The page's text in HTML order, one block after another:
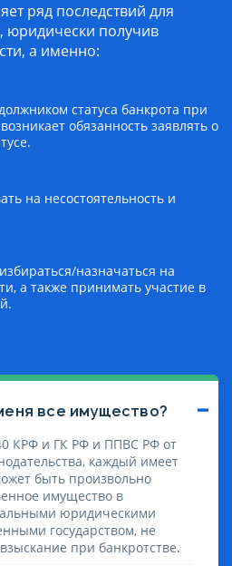
ряд последствий для
юридически получив
а именно:
статуса банкрота при
обязанность заявлять о
на несостоятельность и
назначаться на
а также принимать участие в
все имущество?
КРФ и ГК РФ и ППВС РФ от
каждый имеет
быть произвольно
имущество в
юридическими
государством, не
при банкротстве.